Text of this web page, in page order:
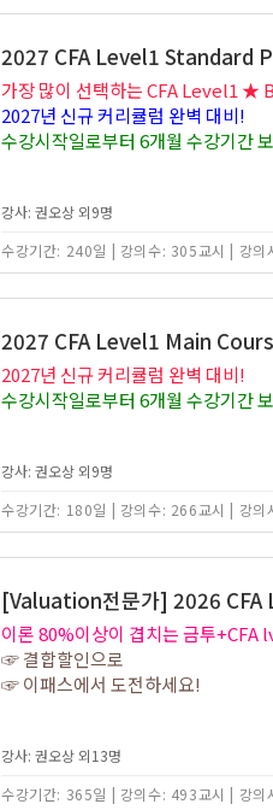
2027 CFA Level1 Standard
가장 많이 선택하는 CFA Level1 ★
2027년 신규 커리큘럼 완벽 대비!
수강시작일로부터 6개월 수강기간
강사: 권오상 외9명
수강기간: 240일 | 강의수: 305교시 | 강의
2027 CFA Level1 Main
2027년 신규 커리큘럼 완벽 대비!
수강시작일로부터 6개월 수강기간
강사: 권오상 외9명
수강기간: 180일 | 강의수: 266교시 | 강의
[Valuation전문가] 2026 CFA
이론 80%이상이 겹치는 금투+CFA
☞ 결합할인으로
☞ 이패스에서 도전하세요!
강사: 권오상 외13명
수강기간: 365일 | 강의수: 493교시 | 강의